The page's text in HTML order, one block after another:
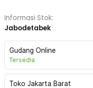
Informasi Stok:
Jabodetabek
Gudang Online
Tersedia
Toko Jakarta Barat